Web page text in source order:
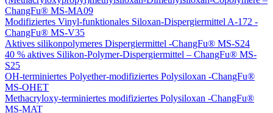
ChangFu® MS-MA09
Modifiziertes Vinyl-funktionales Siloxan-Dispergiermittel A-172 -
ChangFu® MS-V35
Aktives silikonpolymeres Dispergiermittel -ChangFu® MS-S24
40 % aktives Silikon-Polymer-Dispergiermittel – ChangFu® MS-
S25
OH-terminiertes Polyether-modifiziertes Polysiloxan -ChangFu®
MS-OHET
Methacryloxy-terminiertes modifiziertes Polysiloxan -ChangFu®
MS-MAT